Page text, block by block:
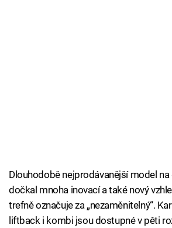
Dlouhodobě nejprodávanější model
dočkal mnoha inovací a také nový
trefně označuje za „nezaměnitelný“.
liftback i kombi jsou dostupné v pěti